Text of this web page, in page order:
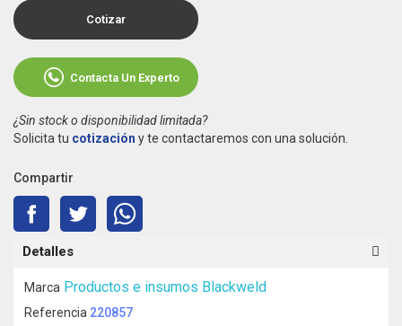
Cotizar
Contacta Un Experto
¿Sin stock o disponibilidad limitada?
Solicita tu cotización y te contactaremos con una solución.
Compartir
Detalles
Marca Productos e insumos Blackweld
Referencia 220857